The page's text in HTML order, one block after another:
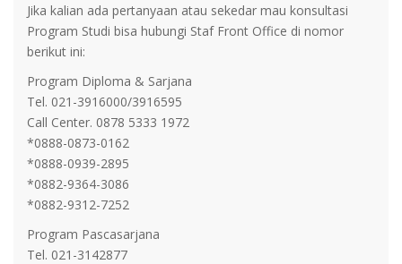
Jika kalian ada pertanyaan atau sekedar mau konsultasi
Program Studi bisa hubungi Staf Front Office di nomor
berikut ini:
Program Diploma & Sarjana
Tel. 021-3916000/3916595
Call Center. 0878 5333 1972
*0888-0873-0162
*0888-0939-2895
*0882-9364-3086
*0882-9312-7252
Program Pascasarjana
Tel. 021-3142877